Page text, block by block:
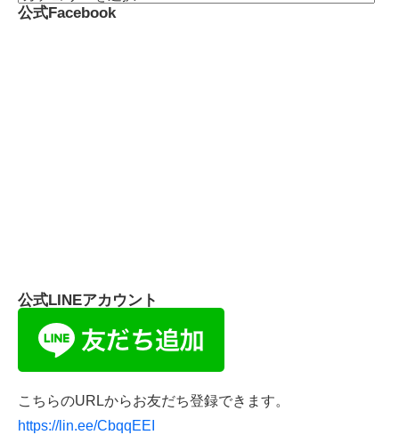
公式Facebook
公式LINEアカウント
こちらのURLからお友だち登録できます。
https://lin.ee/CbqqEEI